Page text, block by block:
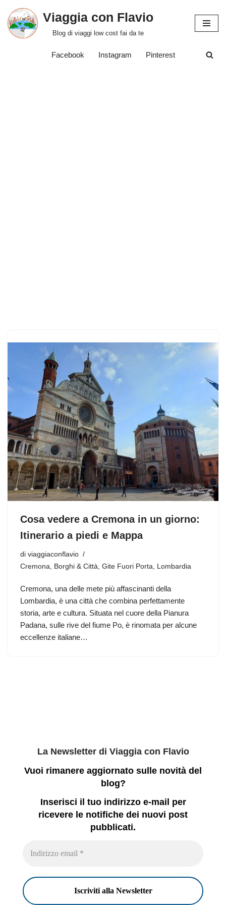
Vai
Viaggia con Flavio
Blog di viaggi low cost fai da te
Facebook Instagram Pinterest
Cosa vedere a Cremona in un giorno:
Itinerario a piedi e Mappa
di viaggiaconflavio
Cremona, Borghi & Città, Gite Fuori Porta, Lombardia
Cremona, una delle mete più affascinanti della
Lombardia, è una città che combina perfettamente
storia, arte e cultura. Situata nel cuore della Pianura
Padana, sulle rive del fiume Po, è rinomata per alcune
eccellenze italiane…
La Newsletter di Viaggia con Flavio
Vuoi rimanere aggiornato sulle novità del
blog?
Inserisci il tuo indirizzo e-mail per
ricevere le notifiche dei nuovi post
pubblicati.